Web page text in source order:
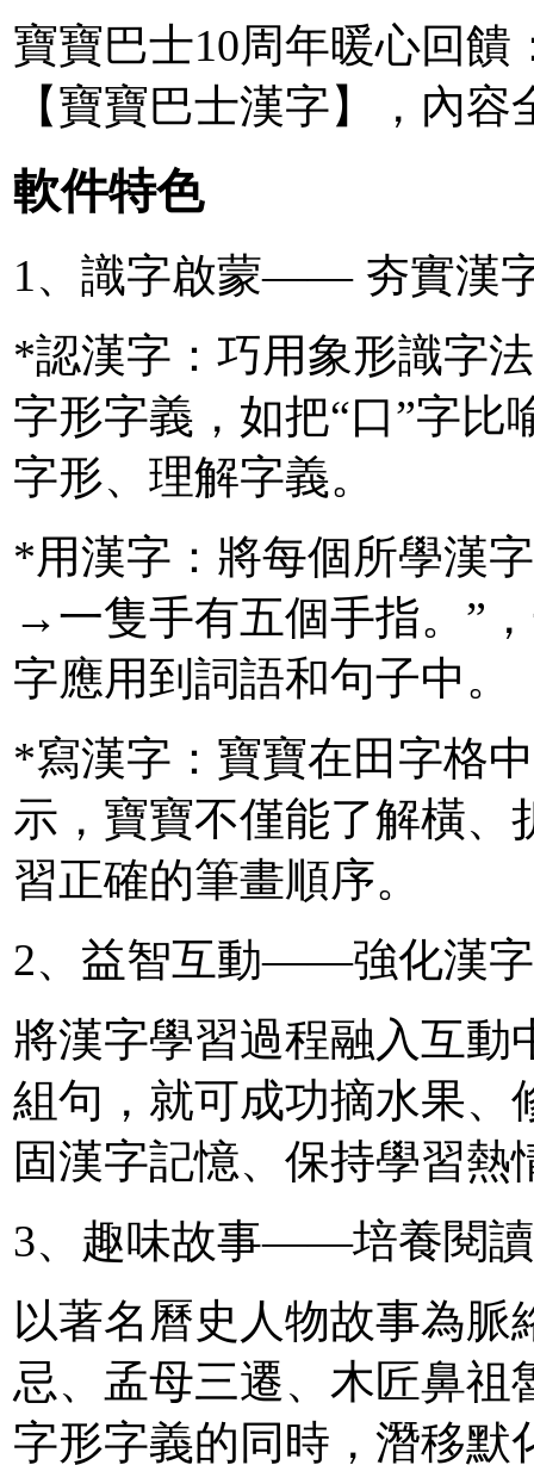
寶寶巴士10周年暖心回
【寶寶巴士漢字】，內容
軟件特色
1、識字啟蒙—— 夯實漢
*認漢字：巧用象形識字
字形字義，如把“口”字
字形、理解字義。
*用漢字：將每個所學漢
→一隻手有五個手指。”
字應用到詞語和句子中。
*寫漢字：寶寶在田字格
示，寶寶不僅能了解橫、
習正確的筆畫順序。
2、益智互動——強化漢
將漢字學習過程融入互動
組句，就可成功摘水果、
固漢字記憶、保持學習熱
3、趣味故事——培養閱
以著名曆史人物故事為
忌、孟母三遷、木匠鼻祖
字形字義的同時，潛移默